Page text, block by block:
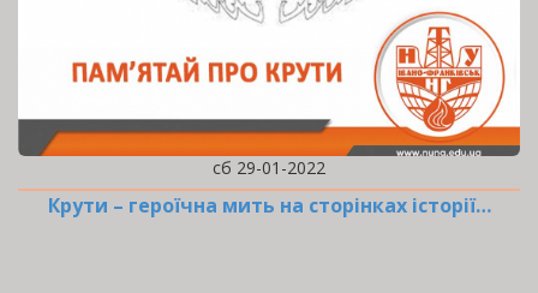
сб 29-01-2022
Крути – героїчна мить на сторінках історії…